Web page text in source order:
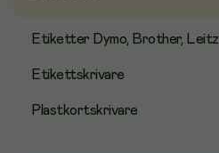
Etiketter Dymo, Brother, Leitz
Etikettskrivare
Plastkortskrivare